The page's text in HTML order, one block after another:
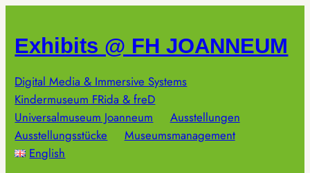
springen
Exhibits @ FH JOANNEUM
Digital Media & Immersive Systems
Kindermuseum FRida & freD
Universalmuseum Joanneum
Ausstellungen
Ausstellungsstücke
Museumsmanagement
English